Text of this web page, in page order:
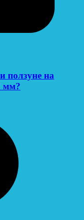
ползуне на
мм?